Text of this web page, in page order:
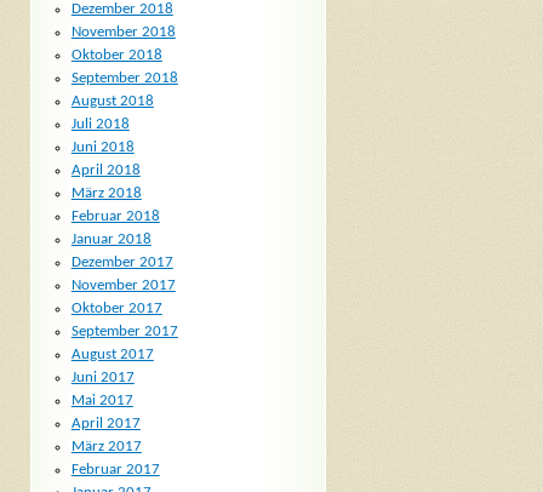
Dezember 2018
November 2018
Oktober 2018
September 2018
August 2018
Juli 2018
Juni 2018
April 2018
März 2018
Februar 2018
Januar 2018
Dezember 2017
November 2017
Oktober 2017
September 2017
August 2017
Juni 2017
Mai 2017
April 2017
März 2017
Februar 2017